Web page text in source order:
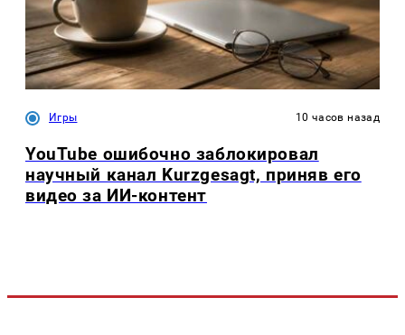
Игры 10 часов назад
YouTube ошибочно заблокировал
научный канал Kurzgesagt, приняв его
видео за ИИ-контент